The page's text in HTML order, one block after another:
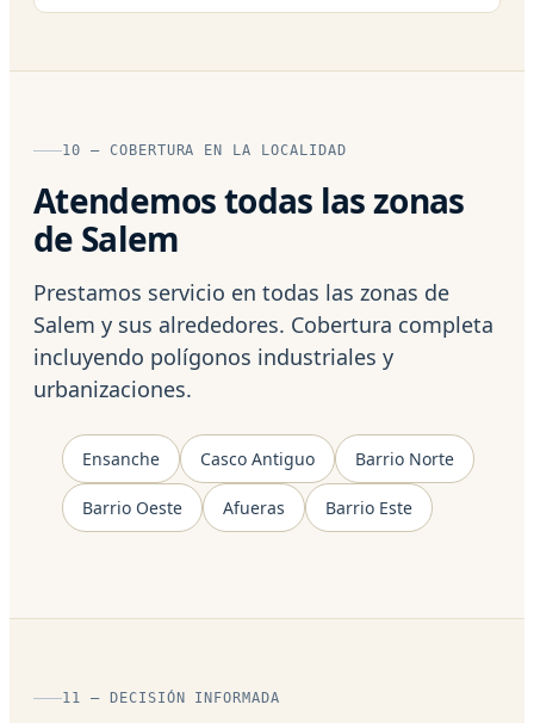
10 — COBERTURA EN LA LOCALIDAD
Atendemos todas las zonas
de Salem
Prestamos servicio en todas las zonas de
Salem y sus alrededores. Cobertura completa
incluyendo polígonos industriales y
urbanizaciones.
Ensanche Casco Antiguo Barrio Norte
Barrio Oeste Afueras Barrio Este
11 — DECISIÓN INFORMADA